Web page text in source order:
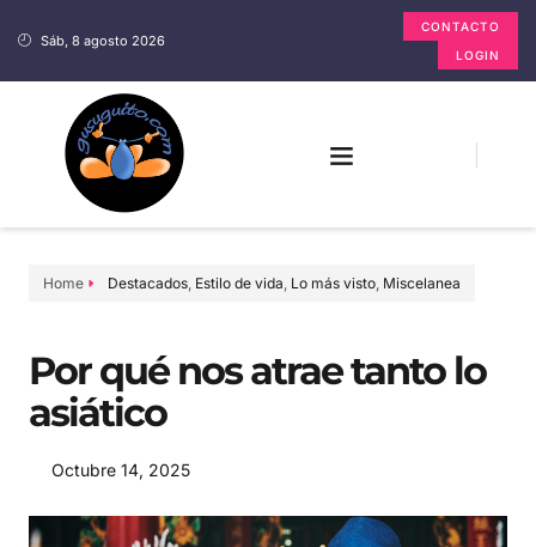
Sáb, 8 agosto 2026
CONTACTO
LOGIN
Home Destacados, Estilo de vida, Lo más visto, Miscelanea
Por qué nos atrae tanto lo
asiático
Octubre 14, 2025